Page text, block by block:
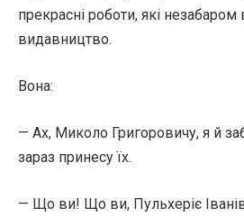
прекрасні роботи, які
видавництво.
Вона:
— Ах, Миколо Григоровичу, я й
зараз принесу їх.
— Що ви! Що ви, Пульхеріє